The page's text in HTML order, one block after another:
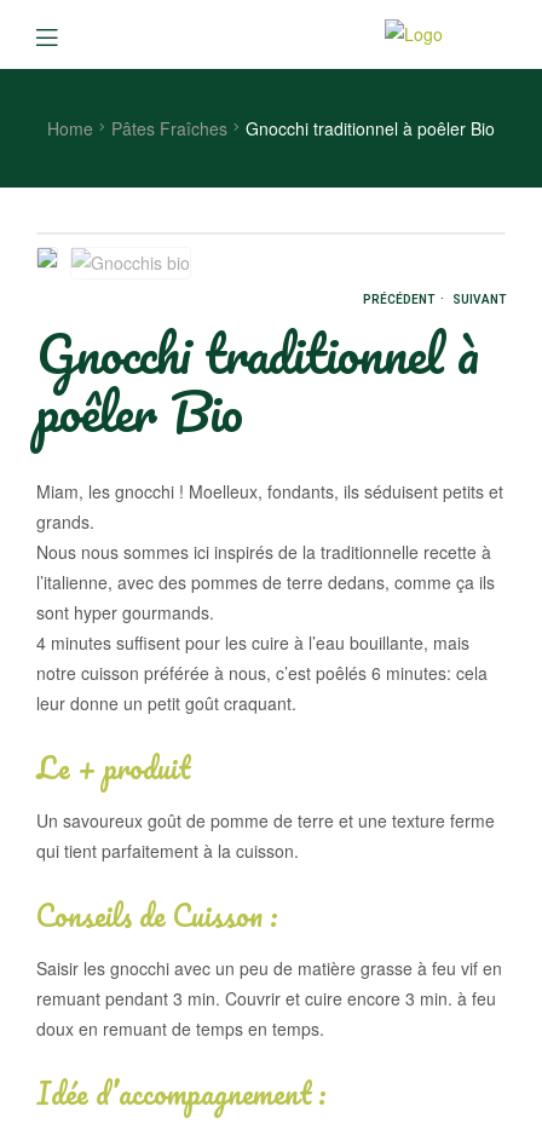
Home Pâtes Fraîches Gnocchi traditionnel à poêler Bio
PRÉCÉDENT SUIVANT
Gnocchi traditionnel à
poêler Bio
Miam, les gnocchi ! Moelleux, fondants, ils séduisent petits et
grands.
Nous nous sommes ici inspirés de la traditionnelle recette à
l’italienne, avec des pommes de terre dedans, comme ça ils
sont hyper gourmands.
4 minutes suffisent pour les cuire à l’eau bouillante, mais
notre cuisson préférée à nous, c’est poêlés 6 minutes: cela
leur donne un petit goût craquant.
Le + produit
Un savoureux goût de pomme de terre et une texture ferme
qui tient parfaitement à la cuisson.
Conseils de Cuisson :
Saisir les gnocchi avec un peu de matière grasse à feu vif en
remuant pendant 3 min. Couvrir et cuire encore 3 min. à feu
doux en remuant de temps en temps.
Idée d’accompagnement :